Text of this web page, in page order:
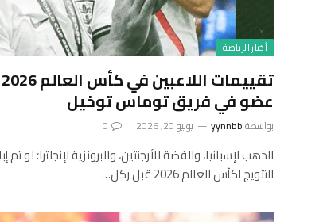
أخبار الرياضة
عضو في فريق توماس توخيل
بواسطةyynnbb يوليو 20, 2026 0
الذهب لإسبانيا، والفضة للأرجنتين، والبرونزية لإنجلترا؛ لو
التتويج لكأس العالم 2026 قبل ركل…